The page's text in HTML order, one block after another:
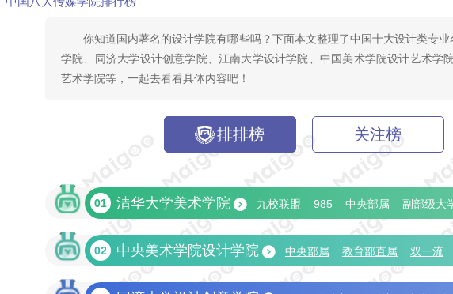
你知道国内著名的设计学院有哪些吗？下面本文整理了中国十大设计类专
学院、同济大学设计创意学院、江南大学设计学院、中国美术学院设计艺术学
艺术学院等，一起去看看具体内容吧！
排排榜 关注榜
01 清华大学美术学院 九校联盟 985 中央部属 副部级大
省部共建
02 中央美术学院设计学院 中央部属 教育部直属 双一流